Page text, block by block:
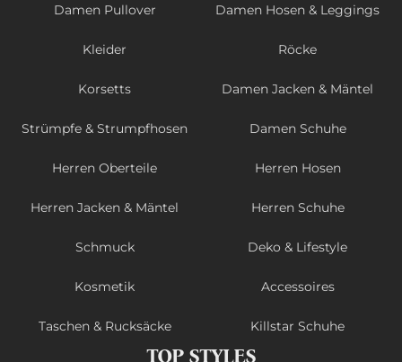
Damen Pullover Damen Hosen & Leggings
Kleider Röcke
Korsetts Damen Jacken & Mäntel
Strümpfe & Strumpfhosen Damen Schuhe
Herren Oberteile Herren Hosen
Herren Jacken & Mäntel Herren Schuhe
Schmuck Deko & Lifestyle
Kosmetik Accessoires
Taschen & Rucksäcke Killstar Schuhe
TOP STYLES